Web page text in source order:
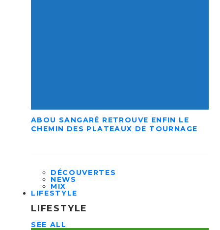
ABOU SANGARÉ RETROUVE ENFIN LE
CHEMIN DES PLATEAUX DE TOURNAGE
DÉCOUVERTES
NEWS
MIX
LIFESTYLE
LIFESTYLE
SEE ALL